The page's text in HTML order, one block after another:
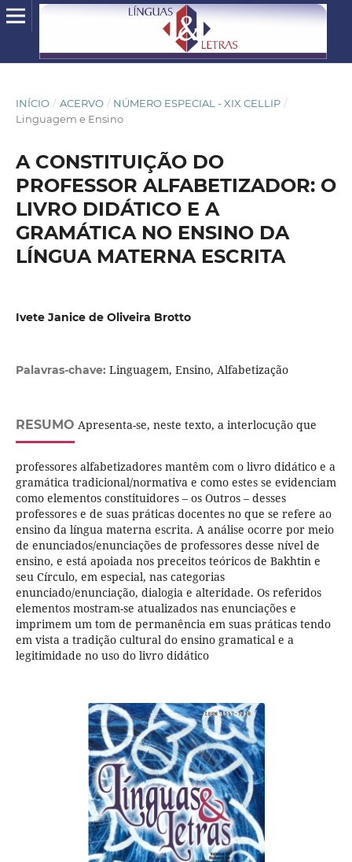
INÍCIO / ACERVO / NÚMERO ESPECIAL - XIX CELLIP /
Linguagem e Ensino
A CONSTITUIÇÃO DO
PROFESSOR ALFABETIZADOR: O
LIVRO DIDÁTICO E A
GRAMÁTICA NO ENSINO DA
LÍNGUA MATERNA ESCRITA
Ivete Janice de Oliveira Brotto
Palavras-chave: Linguagem, Ensino, Alfabetização
RESUMO Apresenta-se, neste texto, a interlocução que
professores alfabetizadores mantêm com o livro didático e a
gramática tradicional/normativa e como estes se evidenciam
como elementos constituidores – os Outros – desses
professores e de suas práticas docentes no que se refere ao
ensino da língua materna escrita. A análise ocorre por meio
de enunciados/enunciações de professores desse nível de
ensino, e está apoiada nos preceitos teóricos de Bakhtin e
seu Círculo, em especial, nas categorias
enunciado/enunciação, dialogia e alteridade. Os referidos
elementos mostram-se atualizados nas enunciações e
imprimem um tom de permanência em suas práticas tendo
em vista a tradição cultural do ensino gramatical e a
legitimidade no uso do livro didático